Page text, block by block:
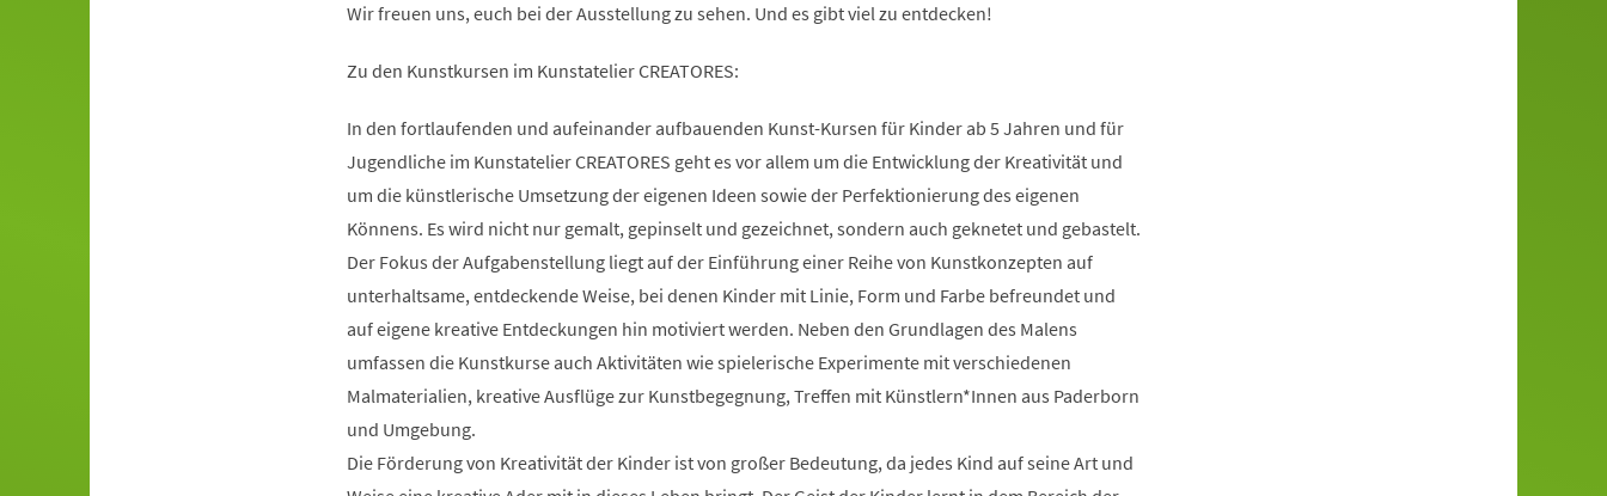
Wir freuen uns, euch bei der Ausstellung zu sehen. Und es gibt viel zu entdecken!
Zu den Kunstkursen im Kunstatelier CREATORES:
In den fortlaufenden und aufeinander aufbauenden Kunst-Kursen für Kinder ab 5 Jahren und für
Jugendliche im Kunstatelier CREATORES geht es vor allem um die Entwicklung der Kreativität und
um die künstlerische Umsetzung der eigenen Ideen sowie der Perfektionierung des eigenen
Könnens. Es wird nicht nur gemalt, gepinselt und gezeichnet, sondern auch geknetet und gebastelt.
Der Fokus der Aufgabenstellung liegt auf der Einführung einer Reihe von Kunstkonzepten auf
unterhaltsame, entdeckende Weise, bei denen Kinder mit Linie, Form und Farbe befreundet und
auf eigene kreative Entdeckungen hin motiviert werden. Neben den Grundlagen des Malens
umfassen die Kunstkurse auch Aktivitäten wie spielerische Experimente mit verschiedenen
Malmaterialien, kreative Ausflüge zur Kunstbegegnung, Treffen mit Künstlern*Innen aus Paderborn
und Umgebung.
Die Förderung von Kreativität der Kinder ist von großer Bedeutung, da jedes Kind auf seine Art und